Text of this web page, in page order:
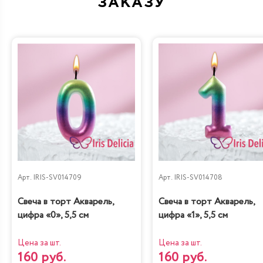
Груша-кофе-
шоколад
Наполеон
Классический
Диетическая с
вишней
Карамель&Шоколад
ЗАКАЗУ
Арт. IRIS-SV014709
Свеча в торт Акварель,
цифра «0», 5,5 см
Цена за шт.
160 руб.
Арт. IRIS-SV014708
Свеча в торт Акварель,
цифра «1», 5,5 см
Цена за шт.
160 руб.